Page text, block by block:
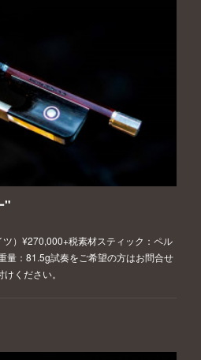
"
）¥270,000+税素材スティック：ペル
量：81.5g試奏をご希望の方はお問合せ
ください。